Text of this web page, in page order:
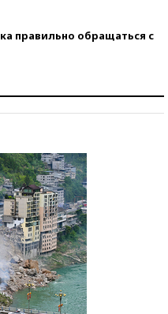
правильно обращаться с